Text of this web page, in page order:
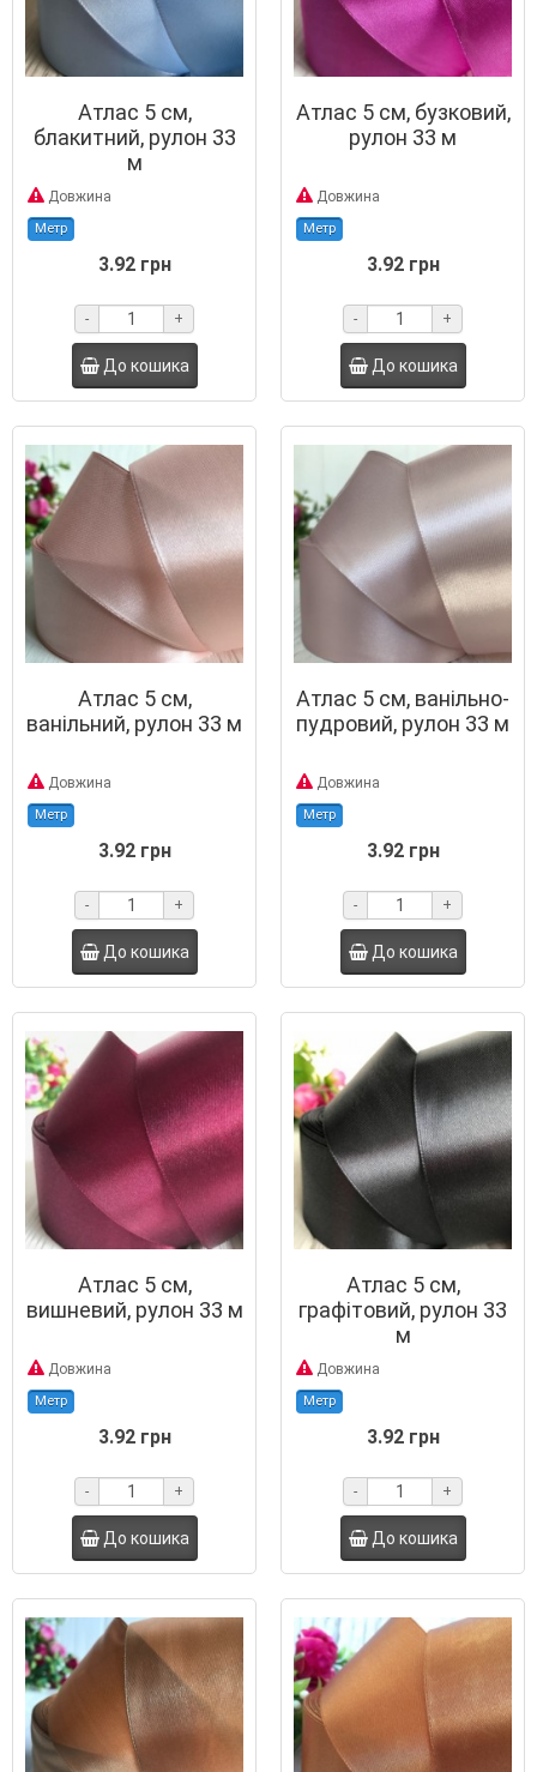
Атлас 5 см,
блакитний, рулон 33
м
Довжина
Метр
3.92 грн
- +
До кошика
Атлас 5 см, бузковий,
рулон 33 м
Довжина
Метр
3.92 грн
- +
До кошика
Атлас 5 см,
ванільний, рулон 33 м
Довжина
Метр
3.92 грн
- +
До кошика
Атлас 5 см, ванільно-
пудровий, рулон 33 м
Довжина
Метр
3.92 грн
- +
До кошика
Атлас 5 см,
вишневий, рулон 33 м
Довжина
Метр
3.92 грн
- +
До кошика
Атлас 5 см,
графітовий, рулон 33
м
Довжина
Метр
3.92 грн
- +
До кошика